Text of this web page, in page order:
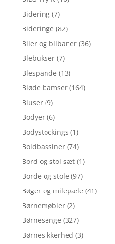
Bidering (7)
Bideringe (82)
Biler og bilbaner (36)
Blebukser (7)
Blespande (13)
Bløde bamser (164)
Bluser (9)
Bodyer (6)
Bodystockings (1)
Boldbassiner (74)
Bord og stol sæt (1)
Borde og stole (97)
Bøger og milepæle (41)
Børnemøbler (2)
Børnesenge (327)
Børnesikkerhed (3)